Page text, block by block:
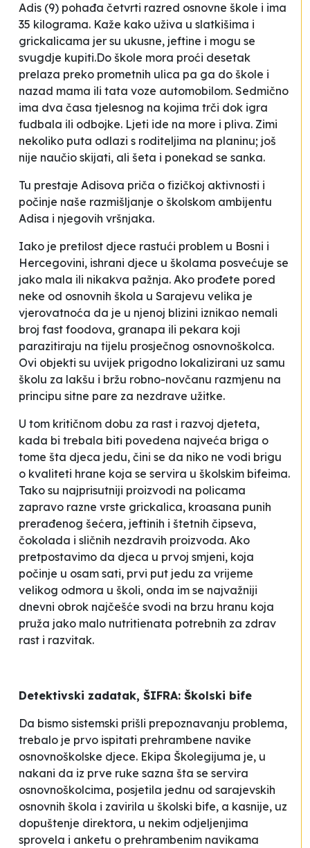
Adis (9) pohađa četvrti razred osnovne škole i ima
35 kilograma. Kaže kako uživa u slatkišima i
grickalicama jer su ukusne, jeftine i mogu se
svugdje kupiti.Do škole mora proći desetak
prelaza preko prometnih ulica pa ga do škole i
nazad mama ili tata voze automobilom. Sedmično
ima dva časa tjelesnog na kojima trči dok igra
fudbala ili odbojke. Ljeti ide na more i pliva. Zimi
nekoliko puta odlazi s roditeljima na planinu; još
nije naučio skijati, ali šeta i ponekad se sanka.
Tu prestaje Adisova priča o fizičkoj aktivnosti i
počinje naše razmišljanje o školskom ambijentu
Adisa i njegovih vršnjaka.
Iako je pretilost djece rastući problem u Bosni i
Hercegovini, ishrani djece u školama posvećuje se
jako mala ili nikakva pažnja. Ako prođete pored
neke od osnovnih škola u Sarajevu velika je
vjerovatnoća da je u njenoj blizini iznikao nemali
broj fast foodova, granapa ili pekara koji
parazitiraju na tijelu prosječnog osnovnoškolca.
Ovi objekti su uvijek prigodno lokalizirani uz samu
školu za lakšu i bržu robno-novčanu razmjenu na
principu sitne pare za nezdrave užitke.
U tom kritičnom dobu za rast i razvoj djeteta,
kada bi trebala biti povedena najveća briga o
tome šta djeca jedu, čini se da niko ne vodi brigu
o kvaliteti hrane koja se servira u školskim bifeima.
Tako su najprisutniji proizvodi na policama
zapravo razne vrste grickalica, kroasana punih
prerađenog šećera, jeftinih i štetnih čipseva,
čokolada i sličnih nezdravih proizvoda. Ako
pretpostavimo da djeca u prvoj smjeni, koja
počinje u osam sati, prvi put jedu za vrijeme
velikog odmora u školi, onda im se najvažniji
dnevni obrok najčešće svodi na brzu hranu koja
pruža jako malo nutritienata potrebnih za zdrav
rast i razvitak.
Detektivski zadatak, ŠIFRA: Školski bife
Da bismo sistemski prišli prepoznavanju problema,
trebalo je prvo ispitati prehrambene navike
osnovnoškolske djece. Ekipa Školegijuma je, u
nakani da iz prve ruke sazna šta se servira
osnovnoškolcima, posjetila jednu od sarajevskih
osnovnih škola i zavirila u školski bife, a kasnije, uz
dopuštenje direktora, u nekim odjeljenjima
sprovela i anketu o prehrambenim navikama